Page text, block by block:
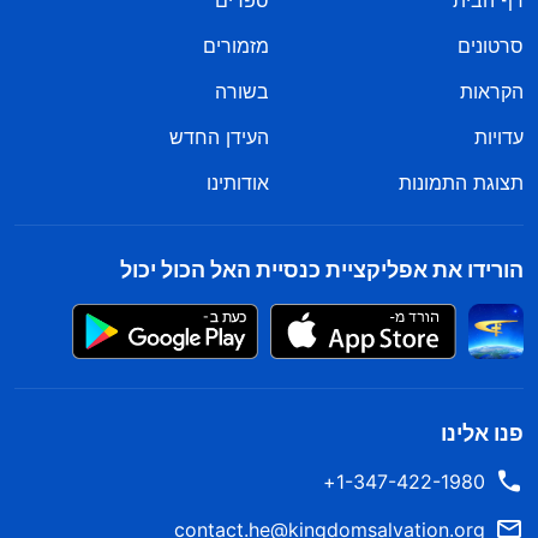
סרטונים
מזמורים
הקראות
בשורה
עדויות
העידן החדש
תצוגת התמונות
אודותינו
הורידו את אפליקציית כנסיית האל הכול יכול
פנו אלינו
1-347-422-1980+
contact.he@kingdomsalvation.org